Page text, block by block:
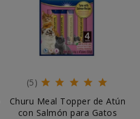
(5)
Churu Meal Topper de Atún
con Salmón para Gatos